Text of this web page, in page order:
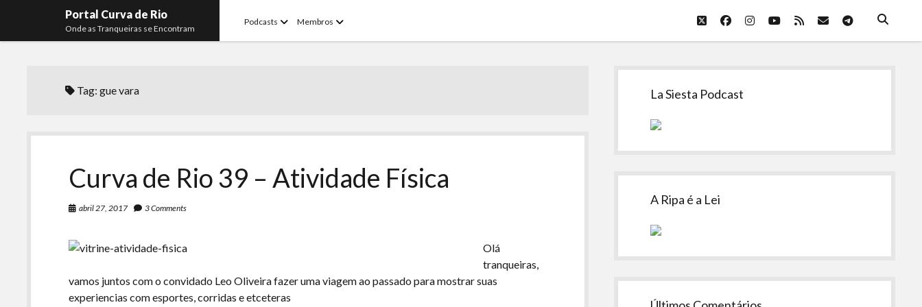
Portal Curva de Rio
Onde as Tranqueiras se Encontram
Podcasts openMembros open
twitterfacebookinstagram
youtube
rss emailtelegram
Tag:gue vara
Curva de Rio 39 – Atividade Física
abril 27, 2017 3 Comments
Olá
tranqueiras,
vamos juntos com o convidado Leo Oliveira fazer uma viagem ao passado para mostrar suas
experiencias com esportes, corridas e etceteras
Sidebar
La Siesta Podcast
A Ripa é a Lei